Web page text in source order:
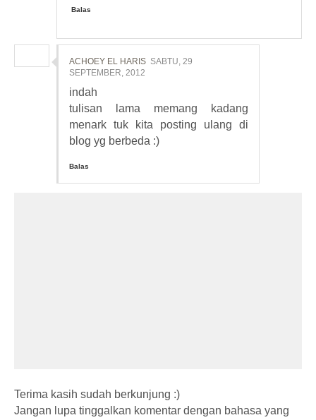
Balas
ACHOEY EL HARIS SABTU, 29
SEPTEMBER, 2012
indah
tulisan lama memang kadang
menark tuk kita posting ulang di
blog yg berbeda :)
Balas
Terima kasih sudah berkunjung :)
Jangan lupa tinggalkan komentar dengan bahasa yang